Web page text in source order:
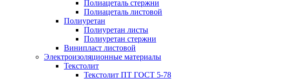
Полиацеталь стержни
Полиацеталь листовой
Полиуретан
Полиуретан листы
Полиуретан стержни
Винипласт листовой
Электроизоляционные материалы
Текстолит
Текстолит ПТ ГОСТ 5-78